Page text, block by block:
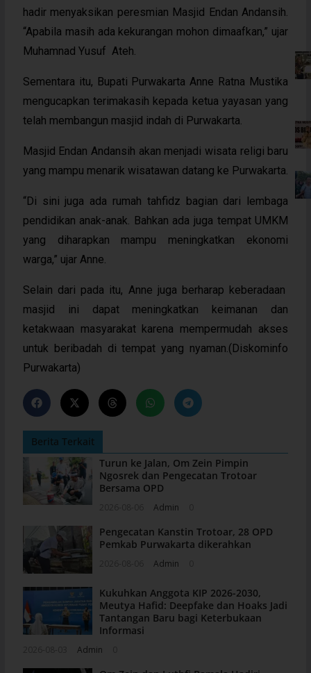
hadir menyaksikan peresmian Masjid Endan Andansih.
“Apabila masih ada kekurangan mohon dimaafkan,” ujar
Muhamnad Yusuf Ateh.
Sementara itu, Bupati Purwakarta Anne Ratna Mustika
mengucapkan terimakasih kepada ketua yayasan yang
telah membangun masjid indah di Purwakarta.
Masjid Endan Andansih akan menjadi wisata religi baru
yang mampu menarik wisatawan datang ke Purwakarta.
“Di sini juga ada rumah tahfidz bagian dari lembaga
pendidikan anak-anak. Bahkan ada juga tempat UMKM
yang diharapkan mampu meningkatkan ekonomi
warga,” ujar Anne.
Selain dari pada itu, Anne juga berharap keberadaan
masjid ini dapat meningkatkan keimanan dan
ketakwaan masyarakat karena mempermudah akses
untuk beribadah di tempat yang nyaman.(Diskominfo
Purwakarta)
Berita Terkait
Turun ke Jalan, Om Zein Pimpin
Ngosrek dan Pengecatan Trotoar
Bersama OPD
Admin
Pengecatan Kanstin Trotoar, 28 OPD
Pemkab Purwakarta dikerahkan
Admin
Kukuhkan Anggota KIP 2026-2030,
Meutya Hafid: Deepfake dan Hoaks Jadi
Tantangan Baru bagi Keterbukaan
Informasi
Admin